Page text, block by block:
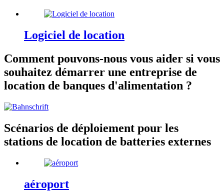
Logiciel de location
Comment pouvons-nous vous aider si vous
souhaitez démarrer une entreprise de
location de banques d'alimentation ?
Scénarios de déploiement pour les
stations de location de batteries externes
aéroport